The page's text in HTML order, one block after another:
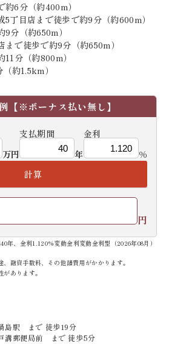
6分（約400m）
丁目店まで徒歩で約9分（約600m）
分（約650m）
で徒歩で約9分（約650m）
分（約800m）
約1.5km）
【※ボーナス払い無し】
万円
支払期間
年
金利
%
計算
円
年、金利1.120%変動金利変動金利型（2026年08月）
融資手数料、その他諸費用がかかります。
あります。
島駅 まで 徒歩19分
溝郵便局前 まで 徒歩5分